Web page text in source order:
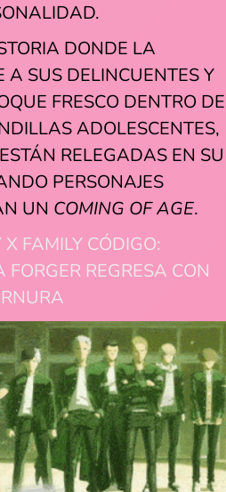
DONDE LA
SUS DELINCUENTES Y
FRESCO DENTRO DE
ADOLESCENTES,
RELEGADAS EN SU
PERSONAJES
UN COMING OF AGE.
X FAMILY CÓDIGO:
REGRESA CON